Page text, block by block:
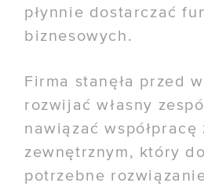
płynnie dostarczać
biznesowych.
Firma stanęła przed
rozwijać własny
nawiązać współpracę
zewnętrznym, który
potrzebne